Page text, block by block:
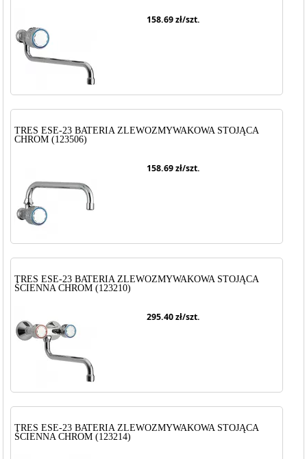
158.69zł/szt.
TRES ESE-23 BATERIA ZLEWOZMYWAKOWA STOJĄCA
CHROM (123506)
158.69zł/szt.
TRES ESE-23 BATERIA ZLEWOZMYWAKOWA STOJĄCA
ŚCIENNA CHROM (123210)
295.40zł/szt.
TRES ESE-23 BATERIA ZLEWOZMYWAKOWA STOJĄCA
ŚCIENNA CHROM (123214)